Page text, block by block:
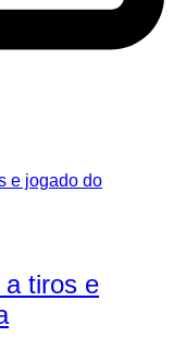
tiros e